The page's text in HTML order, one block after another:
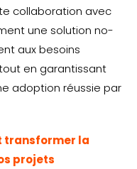
collaboration avec
une solution no-
aux besoins
en garantissant
adoption réussie par
transformer la
projets